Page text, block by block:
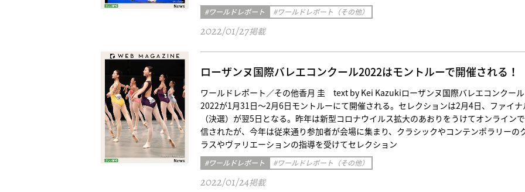
#ワールドレポート #ワールドレポート（その他）
2022/01/27掲載
ローザンヌ国際バレエコンクール2022はモントルーで開催される！
ワールドレポート／その他香月 圭 text by Kei Kazukiローザンヌ国際バレエコンクール
2022が1月31日〜2月6日モントルーにて開催される。セレクションは2月4日、ファイナ
（決選）が翌5日となる。昨年は新型コロナウイルス拡大のあおりをうけてオンライン
信されたが、今年は従来通り参加者が会場に集まり、クラシックやコンテンポラリーの
ラスやヴァリエーションの指導を受けてセレクション
#ワールドレポート #ワールドレポート（その他）
2022/01/24掲載